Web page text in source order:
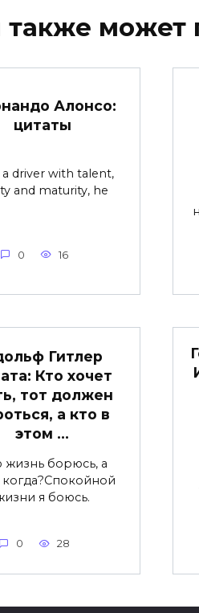
также может
Алонсо:
цитаты
a driver with talent,
and maturity, he
0 16
Гитлер
Кто хочет
тот должен
а кто в
этом …
жизнь борюсь, а
когда?Спокойной
я боюсь.
0 28